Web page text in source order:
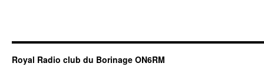
Royal Radio club du Borinage ON6RM